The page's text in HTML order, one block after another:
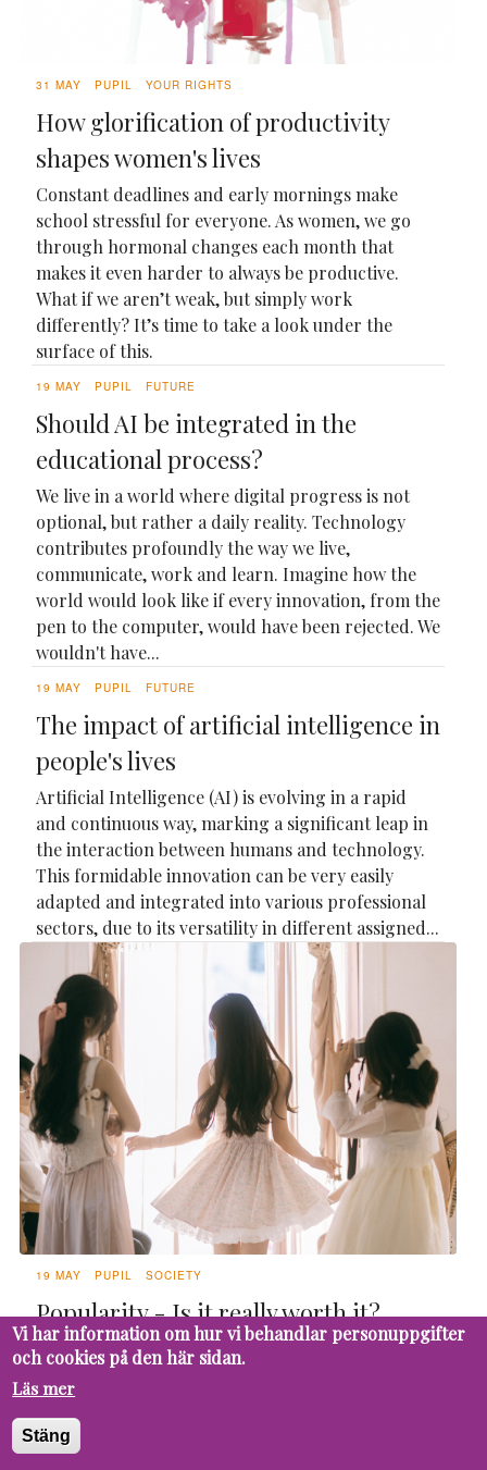
31 MAY PUPIL YOUR RIGHTS
How glorification of productivity
shapes women's lives
Constant deadlines and early mornings make
school stressful for everyone. As women, we go
through hormonal changes each month that
makes it even harder to always be productive.
What if we aren’t weak, but simply work
differently? It’s time to take a look under the
surface of this.
19 MAY PUPIL FUTURE
Should AI be integrated in the
educational process?
We live in a world where digital progress is not
optional, but rather a daily reality. Technology
contributes profoundly the way we live,
communicate, work and learn. Imagine how the
world would look like if every innovation, from the
pen to the computer, would have been rejected. We
wouldn't have...
19 MAY PUPIL FUTURE
The impact of artificial intelligence in
people's lives
Artificial Intelligence (AI) is evolving in a rapid
and continuous way, marking a significant leap in
the interaction between humans and technology.
This formidable innovation can be very easily
adapted and integrated into various professional
sectors, due to its versatility in different assigned...
19 MAY PUPIL SOCIETY
Popularity - Is it really worth it?
When we think of popularity, we tend to imagine
something great and full of benefits: validation,
likability, being included, and, of course, numerous
friends. However, for an introvert or someone
who values true connection over being known, it is
Vi har information om hur vi behandlar personuppgifter
och cookies på den här sidan.
Läs mer
Stäng